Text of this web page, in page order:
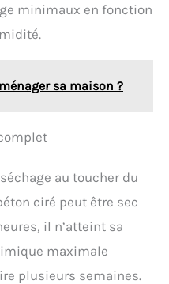
minimaux en fonction
sa maison ?
au toucher du
ciré peut être sec
il n’atteint sa
maximale
plusieurs semaines.